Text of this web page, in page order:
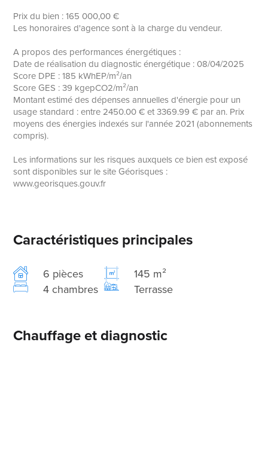
Prix du bien : 165 000,00 €
Les honoraires d'agence sont à la charge du vendeur.
A propos des performances énergétiques :
Date de réalisation du diagnostic énergétique : 08/04/2025
Score DPE : 185 kWhEP/m²/an
Score GES : 39 kgepCO2/m²/an
Montant estimé des dépenses annuelles d'énergie pour un
usage standard : entre 2450.00 € et 3369.99 € par an. Prix
moyens des énergies indexés sur l'année 2021 (abonnements
compris).
Les informations sur les risques auxquels ce bien est exposé
sont disponibles sur le site Géorisques :
www.georisques.gouv.fr
Caractéristiques principales
6 pièces
145 m²
4 chambres
Terrasse
Chauffage et diagnostic